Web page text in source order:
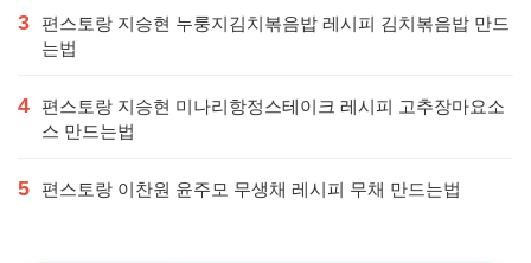
3
편스토랑 지승현 누룽지김치볶음밥 레시피 김치볶음밥 만드
는법
4
편스토랑 지승현 미나리항정스테이크 레시피 고추장마요소
스 만드는법
5 편스토랑 이찬원 윤주모 무생채 레시피 무채 만드는법